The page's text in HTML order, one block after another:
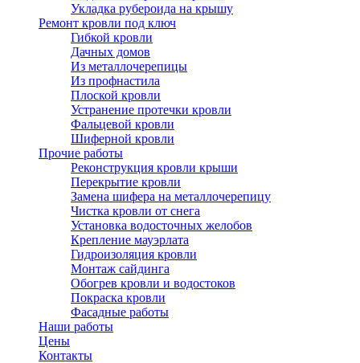
Укладка рубероида на крышу
Ремонт кровли под ключ
Гибкой кровли
Дачных домов
Из металлочерепицы
Из профнастила
Плоской кровли
Устранение протечки кровли
Фальцевой кровли
Шиферной кровли
Прочие работы
Реконструкция кровли крыши
Перекрытие кровли
Замена шифера на металлочерепицу
Чистка кровли от снега
Установка водосточных желобов
Крепление мауэрлата
Гидроизоляция кровли
Монтаж сайдинга
Обогрев кровли и водостоков
Покраска кровли
Фасадные работы
Наши работы
Цены
Контакты